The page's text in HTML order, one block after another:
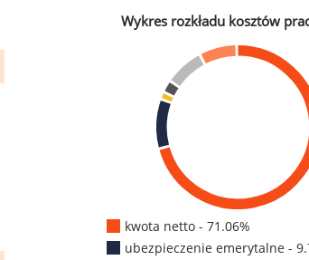
Wykres rozkładu kosztów
kwota netto - 71.06%
ubezpieczenie emerytalne -